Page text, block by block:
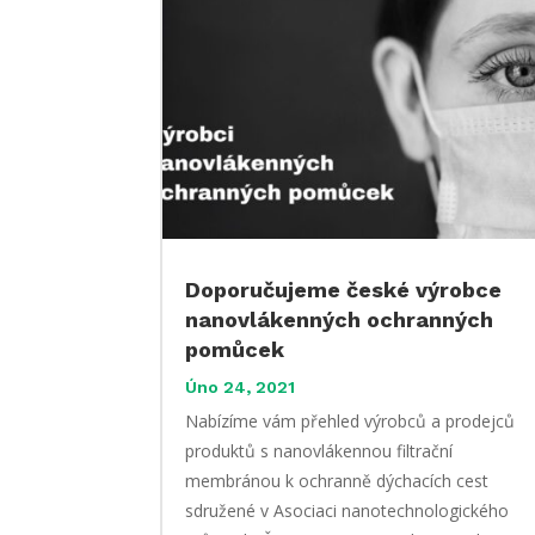
Doporučujeme české výrobce
nanovlákenných ochranných
pomůcek
Úno 24, 2021
Nabízíme vám přehled výrobců a prodejců
produktů s nanovlákennou filtrační
membránou k ochranně dýchacích cest
sdružené v Asociaci nanotechnologického